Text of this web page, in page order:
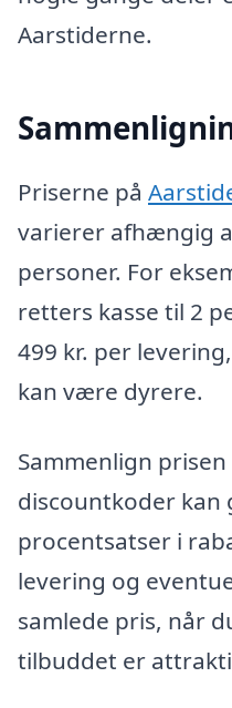
Aarstiderne.
Priserne på
varierer afhængig
personer. For
retters kasse til 2
499 kr. per
kan være dyrere.
Sammenlign
discountkoder kan
procentsatser i
levering og
samlede pris, når
tilbuddet er